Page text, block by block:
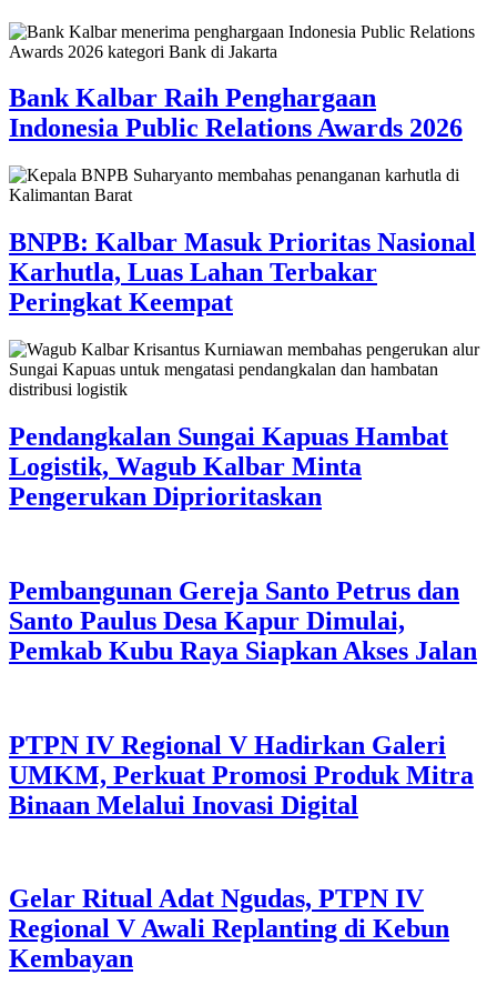
Bank Kalbar Raih Penghargaan
Indonesia Public Relations Awards 2026
BNPB: Kalbar Masuk Prioritas Nasional
Karhutla, Luas Lahan Terbakar
Peringkat Keempat
Pendangkalan Sungai Kapuas Hambat
Logistik, Wagub Kalbar Minta
Pengerukan Diprioritaskan
Pembangunan Gereja Santo Petrus dan
Santo Paulus Desa Kapur Dimulai,
Pemkab Kubu Raya Siapkan Akses Jalan
PTPN IV Regional V Hadirkan Galeri
UMKM, Perkuat Promosi Produk Mitra
Binaan Melalui Inovasi Digital
Gelar Ritual Adat Ngudas, PTPN IV
Regional V Awali Replanting di Kebun
Kembayan